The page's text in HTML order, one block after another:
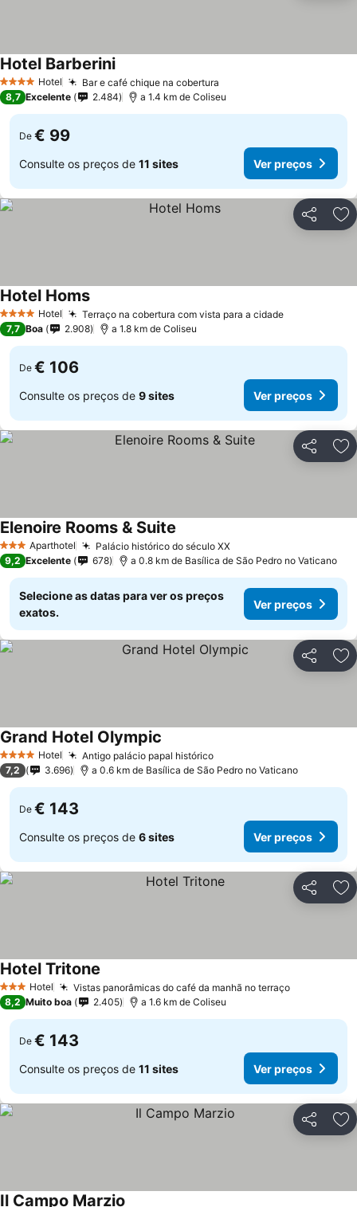
4 EstrelasHotel Bar e café chique na cobertura
Hotel BarberiniVer preços
8,7 Excelente 2.484 a 1.4 km de Coliseu
De € 99
Consulte os preços de 11 sites Ver preços
Partilhar
4 EstrelasHotel Terraço na cobertura com vista para a cidadeVer preços
Hotel HomsVer preços
7,7 Boa 2.908 a 1.8 km de Coliseu
De € 106
Consulte os preços de 9 sites Ver preços
Partilhar
3 EstrelasAparthotel Palácio histórico do século XXVer preços
Elenoire Rooms & Suite
9,2 Excelente 678 a 0.8 km de Basílica de São Pedro no Vaticano
Selecione as datas para ver os preços
exatos.
Ver preços
Partilhar
4 EstrelasHotel Antigo palácio papal históricoVer preços
Grand Hotel Olympic
7,2 3.696 a 0.6 km de Basílica de São Pedro no Vaticano
De € 143
Consulte os preços de 6 sites Ver preços
Partilhar
3 EstrelasHotel Vistas panorâmicas do café da manhã no terraçoVer preços
Hotel Tritone
8,2 Muito boa 2.405 a 1.6 km de Coliseu
De € 143
Consulte os preços de 11 sites Ver preços
Partilhar
Il Campo Marzio